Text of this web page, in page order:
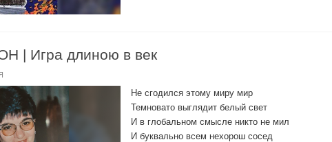
| Игра длиною в век
Не сгодился этому миру мир
Темновато выглядит белый свет
И в глобальном смысле никто не мил
И буквально всем нехорош сосед